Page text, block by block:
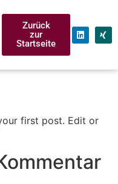
Zurück
zur
Startseite
first post. Edit or